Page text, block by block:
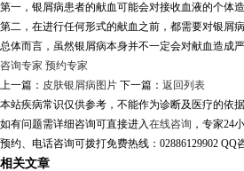
第一，银屑病患者的献血可能会对接收血液的个体
第二，在进行任何形式的献血之前，都需要对银屑
总体而言，虽然银屑病本身并不一定会对献血造成
咨询专家 预约专家
上一篇： 皮肤银屑病图片 下一篇： 返回列表
本站疾病常识仅供参考，不能作为诊断及医疗的依
如有问题需详细咨询可直接进入在线咨询 ，专家24
预约、电话咨询可拨打免费热线：02886129902 QQ
相关文章